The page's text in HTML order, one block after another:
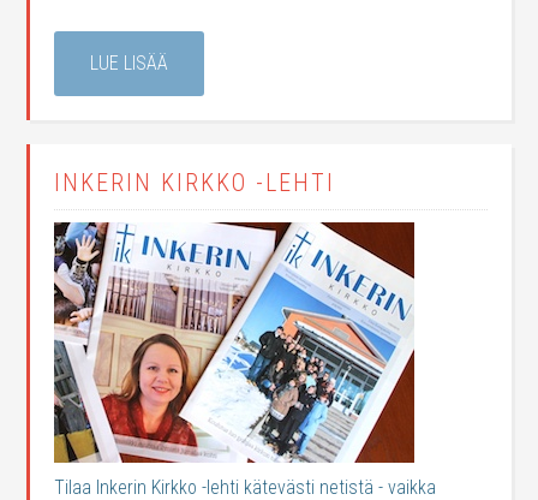
LUE LISÄÄ
INKERIN KIRKKO -LEHTI
Tilaa Inkerin Kirkko -lehti kätevästi netistä - vaikka